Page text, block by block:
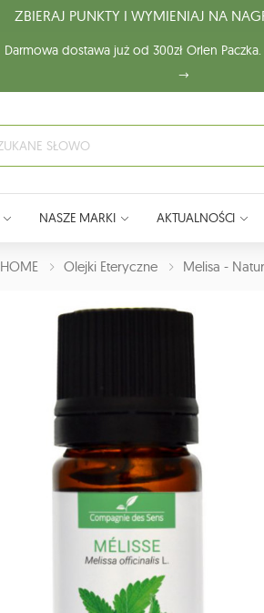
ZBIERAJ PUNKTY I WYMIENIAJ NA
Darmowa dostawa już od 300zł Orlen
NASZE MARKI AKTUALNOŚCI
HOME Olejki Eteryczne Melisa -